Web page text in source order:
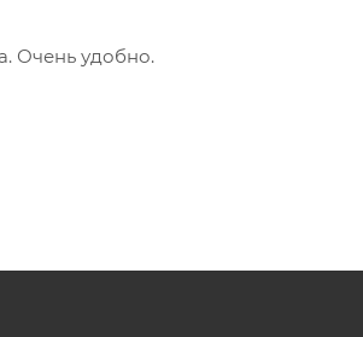
Очень удобно.